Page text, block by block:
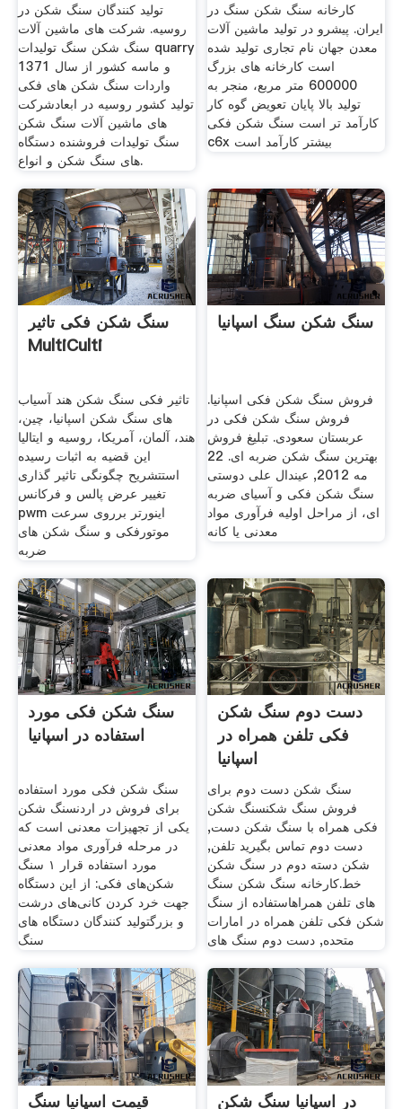
تولید کنندگان سنگ شکن در
روسیه. شرکت های ماشین آلات
سنگ شکن سنگ تولیدات quarry
و ماسه کشور از سال 1371
واردات سنگ شکن های فکی
تولید کشور روسیه در ابعادشرکت
های ماشین آلات سنگ شکن
سنگ تولیدات فروشنده دستگاه
های سنگ شکن و انواع.
کارخانه سنگ شکن سنگ در
ایران. پیشرو در تولید ماشین آلات
معدن جهان نام تجاری تولید شده
است کارخانه های بزرگ
600000 متر مربع، منجر به
تولید بالا پایان تعویض گوه کار
کارآمد تر است سنگ شکن فکی
c6x بیشتر کارآمد است
سنگ شکن فکی تاثیر
MultiCulti
تاثیر فکی سنگ شکن هند آسیاب
های سنگ شکن اسپانیا، چین،
هند، آلمان، آمریکا، روسیه و ایتالیا
این قضیه به اثبات رسیده
استتشریح چگونگی تاثیر گذاری
تغییر عرض پالس و فرکانس
pwm اینورتر برروی سرعت
موتورفکی و سنگ شکن های
ضربه
سنگ شکن سنگ اسپانیا
فروش سنگ شکن فکی اسپانیا.
فروش سنگ شکن فکی در
عربستان سعودی. تبلیغ فروش
بهترین سنگ شکن ضربه ای. 22
مه 2012, عیندال علی دوستی
سنگ شکن فکی و آسیای ضربه
ای، از مراحل اولیه فرآوری مواد
معدنی یا کانه
سنگ شکن فکی مورد
استفاده در اسپانیا
سنگ شکن فکی مورد استفاده
برای فروش در اردنسنگ شکن
یکی از تجهیزات معدنی است که
در مرحله فرآوری مواد معدنی
مورد استفاده قرار ۱ سنگ
شکن‌های فکی: از این دستگاه
جهت خرد کردن کانی‌های درشت
و بزرگتولید کنندگان دستگاه های
سنگ
دست دوم سنگ شکن
فکی تلفن همراه در
اسپانیا
سنگ شکن دست دوم برای
فروش سنگ شکنسنگ شکن
فکی همراه با سنگ شکن دست,
دست دوم تماس بگیرید تلفن,
شکن دسته دوم در سنگ شکن
خط.کارخانه سنگ شکن سنگ
های تلفن همراهاستفاده از سنگ
شکن فکی تلفن همراه در امارات
متحده, دست دوم سنگ های
قیمت اسپانیا سنگ
در اسپانیا سنگ شکن